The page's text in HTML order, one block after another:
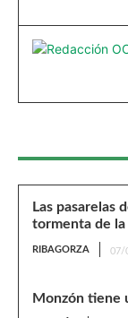
Las pasarelas
tormenta de la
RIBAGORZA 07/
Monzón tiene